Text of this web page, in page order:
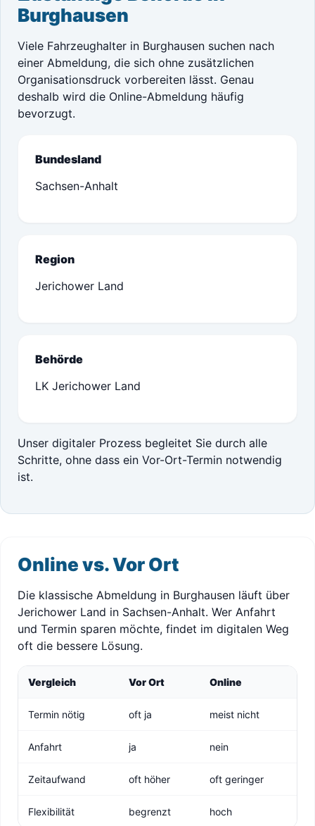
Burghausen
Viele Fahrzeughalter in Burghausen suchen nach
einer Abmeldung, die sich ohne zusätzlichen
Organisationsdruck vorbereiten lässt. Genau
deshalb wird die Online-Abmeldung häufig
bevorzugt.
Bundesland
Sachsen-Anhalt
Region
Jerichower Land
Behörde
LK Jerichower Land
Unser digitaler Prozess begleitet Sie durch alle
Schritte, ohne dass ein Vor-Ort-Termin notwendig
ist.
Online vs. Vor Ort
Die klassische Abmeldung in Burghausen läuft über
Jerichower Land in Sachsen-Anhalt. Wer Anfahrt
und Termin sparen möchte, findet im digitalen Weg
oft die bessere Lösung.
Vergleich Vor Ort Online
Termin nötig oft ja meist nicht
Anfahrt ja nein
Zeitaufwand oft höher oft geringer
Flexibilität begrenzt hoch